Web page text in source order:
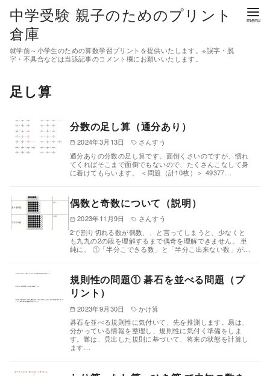
中学受験 親子のためのプリント
倉庫
就学前～小学生のための算数学習プリントを提供いたします。※誤字・脱
字・不具合などは当該記事のコメント欄にお願いいたします。
足し算
分数の足し算（通分あり）
2024年3月13日
さんすう
通分ありの分数の足し算です。面倒くさいのですが、慣れ
てくればそこまで面倒でもないので、たくさんこなして身
に着けてもらいます。 ＜問題（計10枚）＞ 49377…
偶数と奇数について（説明）
2023年11月9日
さんすう
2で割り切れる数が偶数、、と言ってしまうと、少なくと
も九九の2の段を理解するまで偶奇を理解できません。 単
純に、 ①「半分こできる数」と「半分こ出来ない数」が…
規則性の問題① 碁石を並べる問題（プ
リント）
2023年9月30日
かけ算
碁石を並べる規則性に気付いて、先を推測します。易は、
分かっている情報を整理し、規則性に気付く準備をしま
す。難は、見出した規則に基づいて、将来の状態を計算し
ます…